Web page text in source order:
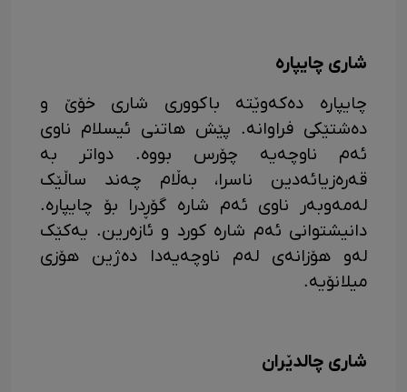
شاری چایپارە
چایپارە دەکەوێتە باکووری شاری خۆێ و
دەشتێکی فراوانە. پێش هاتنی ئیسلام ناوی
ئەم ناوچەیە چۆرس بووە. دواتر بە
قەرەزیائەدین ناسرا، بەڵام چەند ساڵێک
لەمەوبەر ناوی ئەم شارە گۆڕدرا بۆ چایپارە.
دانیشتوانی ئەم شارە کورد و ئازەرین. یەکێک
لەو هۆزانەی لەم ناوچەیەدا دەژین هۆزی
میلانۆیە.
شاری چالدێران